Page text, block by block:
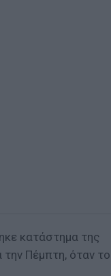
κατάστημα της
την Πέμπτη, όταν το